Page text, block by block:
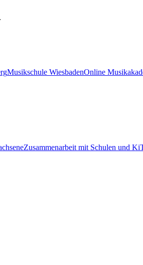
Musikschule WiesbadenOnline
Zusammenarbeit mit Schulen und